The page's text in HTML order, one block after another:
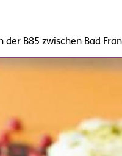
der B85 zwischen Bad